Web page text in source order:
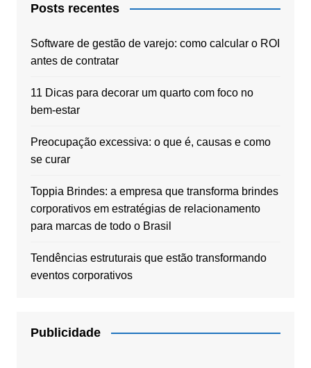
Posts recentes
Software de gestão de varejo: como calcular o ROI
antes de contratar
11 Dicas para decorar um quarto com foco no
bem-estar
Preocupação excessiva: o que é, causas e como
se curar
Toppia Brindes: a empresa que transforma brindes
corporativos em estratégias de relacionamento
para marcas de todo o Brasil
Tendências estruturais que estão transformando
eventos corporativos
Publicidade